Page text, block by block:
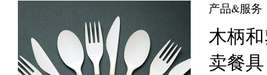
产品&服务
木柄
卖餐具